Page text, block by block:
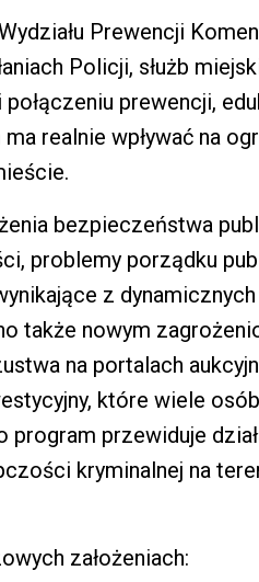
Prewencji
Policji, służb
prewencji,
realnie wpływać na
bezpieczeństwa
problemy porządku
z
także nowym
na portalach
które wiele
przewiduje
kryminalnej na
założeniach: